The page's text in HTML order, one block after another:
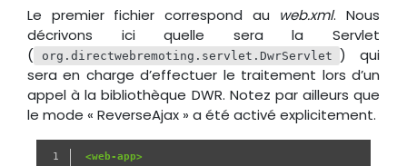
Le premier fichier correspond au web.xml. Nous
décrivons ici quelle sera la Servlet
(
org.directwebremoting.servlet.DwrServlet
) qui
sera en charge d’effectuer le traitement lors d’un
appel à la bibliothèque DWR. Notez par ailleurs que
le mode « ReverseAjax » a été activé explicitement.
1
<web-app>